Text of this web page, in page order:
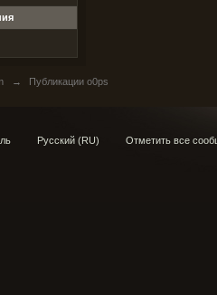
→ Публикации o0ps
Русский (RU) Отметить все